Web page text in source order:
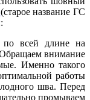
(старое название ГС
по всей длине на
внимание
Именно такого
работы
шва. Перед
промываем